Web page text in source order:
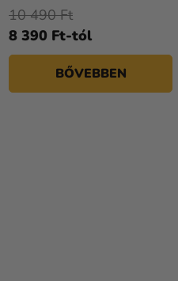
8 390 Ft-tól
10 490 Ft
BŐVEBBEN